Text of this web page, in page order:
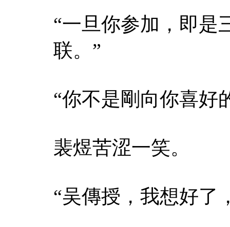
“一旦你参加，即是
联。”
“你不是剛向你喜
裴煜苦涩一笑。
“吴傳授，我想好了